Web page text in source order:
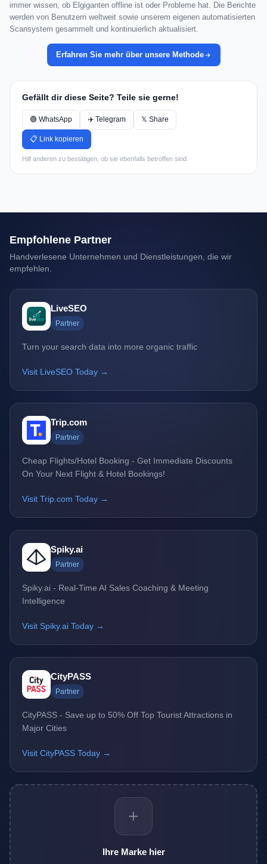
immer wissen, ob Elgiganten offline ist oder Probleme hat. Die Berichte
werden von Benutzern weltweit sowie unserem eigenen automatisierten
Scansystem gesammelt und kontinuierlich aktualisiert.
Erfahren Sie mehr über unsere Methode
Gefällt dir diese Seite? Teile sie gerne!
🟢 WhatsApp ✈️ Telegram 𝕏 Share
📋 Link kopieren
Hilf anderen zu bestätigen, ob sie ebenfalls betroffen sind.
Empfohlene Partner
Handverlesene Unternehmen und Dienstleistungen, die wir
empfehlen.
LiveSEO
Partner
Turn your search data into more organic traffic
Visit LiveSEO Today →
Trip.com
Partner
Cheap Flights/Hotel Booking - Get Immediate Discounts
On Your Next Flight & Hotel Bookings!
Visit Trip.com Today →
Spiky.ai
Partner
Spiky.ai - Real-Time AI Sales Coaching & Meeting
Intelligence
Visit Spiky.ai Today →
CityPASS
Partner
CityPASS - Save up to 50% Off Top Tourist Attractions in
Major Cities
Visit CityPASS Today →
+
Ihre Marke hier